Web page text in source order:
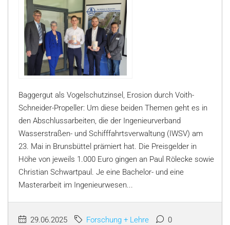
Baggergut als Vogelschutzinsel, Erosion durch Voith-
Schneider-Propeller: Um diese beiden Themen geht es in
den Abschlussarbeiten, die der Ingenieurverband
Wasserstraßen- und Schifffahrtsverwaltung (IWSV) am
23. Mai in Brunsbüttel prämiert hat. Die Preisgelder in
Höhe von jeweils 1.000 Euro gingen an Paul Rölecke sowie
Christian Schwartpaul. Je eine Bachelor- und eine
Masterarbeit im Ingenieurwesen...
29.06.2025 Forschung + Lehre 0